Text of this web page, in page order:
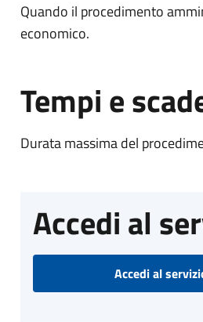
Quando il procedimento
economico.
Tempi e
Durata massima del
Accedi al
Accedi al